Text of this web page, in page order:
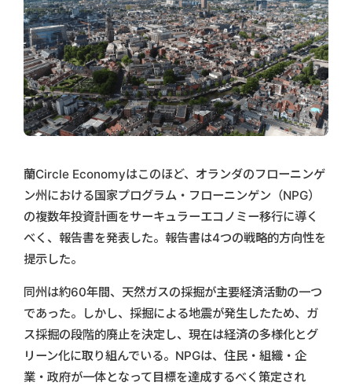
蘭Circle Economyはこのほど、オランダのフローニンゲ
ン州における国家プログラム・フローニンゲン（NPG）
の複数年投資計画をサーキュラーエコノミー移行に導く
べく、報告書を発表した。報告書は4つの戦略的方向性を
提示した。
同州は約60年間、天然ガスの採掘が主要経済活動の一つ
であった。しかし、採掘による地震が発生したため、ガ
ス採掘の段階的廃止を決定し、現在は経済の多様化とグ
リーン化に取り組んでいる。NPGは、住民・組織・企
業・政府が一体となって目標を達成するべく策定され